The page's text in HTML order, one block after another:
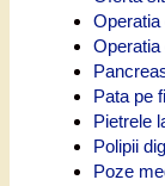
Operatia
Operatia
Pata pe
Pietrele
Polipii
Poze